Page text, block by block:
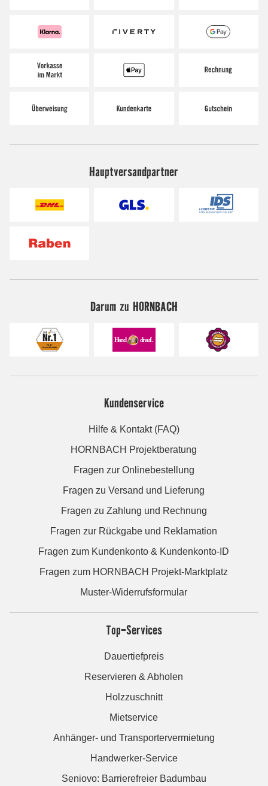
Hauptversandpartner
Darum zu HORNBACH
Kundenservice
Hilfe & Kontakt (FAQ)
HORNBACH Projektberatung
Fragen zur Onlinebestellung
Fragen zu Versand und Lieferung
Fragen zu Zahlung und Rechnung
Fragen zur Rückgabe und Reklamation
Fragen zum Kundenkonto & Kundenkonto-ID
Fragen zum HORNBACH Projekt-Marktplatz
Muster-Widerrufsformular
Top-Services
Dauertiefpreis
Reservieren & Abholen
Holzzuschnitt
Mietservice
Anhänger- und Transportervermietung
Handwerker-Service
Seniovo: Barrierefreier Badumbau